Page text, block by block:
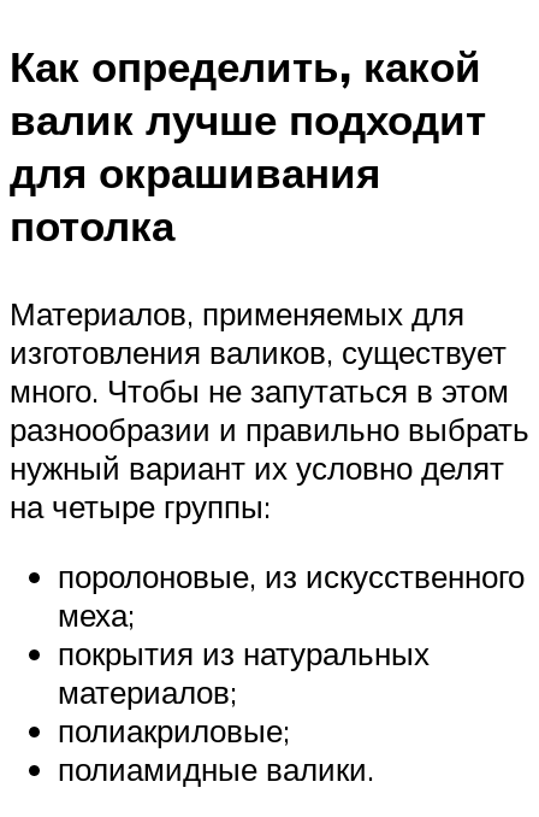
Как определить, какой
валик лучше подходит
для окрашивания
потолка
Материалов, применяемых для
изготовления валиков, существует
много. Чтобы не запутаться в этом
разнообразии и правильно выбрать
нужный вариант их условно делят
на четыре группы:
поролоновые, из искусственного
меха;
покрытия из натуральных
материалов;
полиакриловые;
полиамидные валики.